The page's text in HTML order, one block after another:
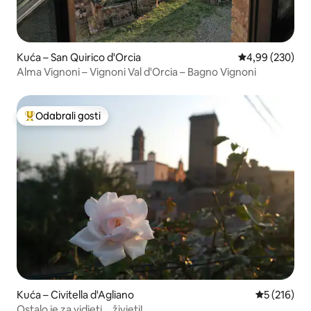
Kuća – San Quirico d'Orcia Prosječna
4,99 (230)
Alma Vignoni – Vignoni Val d'Orcia – Bagno Vignoni
Među najviše rangiranima s oznakom „Odabrali gosti”
Odabrali gosti
Kuća – Civitella d'Agliano Prosječna
5 (216)